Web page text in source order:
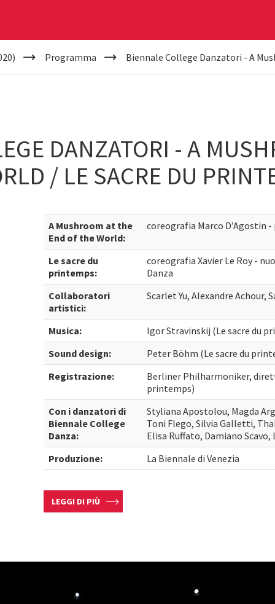
Programma Biennale College Danzatori - A
DANZATORI - A
/ LE SACRE DU
A Mushroom at the
End of the World:
coreografia Marco D’Agostin
Le sacre du
printemps:
coreografia Xavier Le Roy -
Danza
Collaboratori
artistici:
Scarlet Yu, Alexandre Achour,
Musica:
Igor Stravinskij (Le sacre du
Sound design:
Peter Böhm (Le sacre du
Registrazione:
Berliner Philharmoniker,
printemps)
Con i danzatori di
Biennale College
Danza:
Styliana Apostolou, Magda
Toni Flego, Silvia Galletti,
Elisa Ruffato, Damiano Scavo,
Produzione:
La Biennale di Venezia
LEGGI DI PIÙ